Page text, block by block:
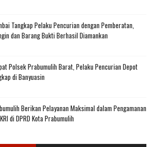
Tangkap Pelaku Pencurian dengan Pemberatan,
dan Barang Bukti Berhasil Diamankan
Polsek Prabumulih Barat, Pelaku Pencurian Depot
di Banyuasin
Berikan Pelayanan Maksimal dalam Pengamanan
di DPRD Kota Prabumulih